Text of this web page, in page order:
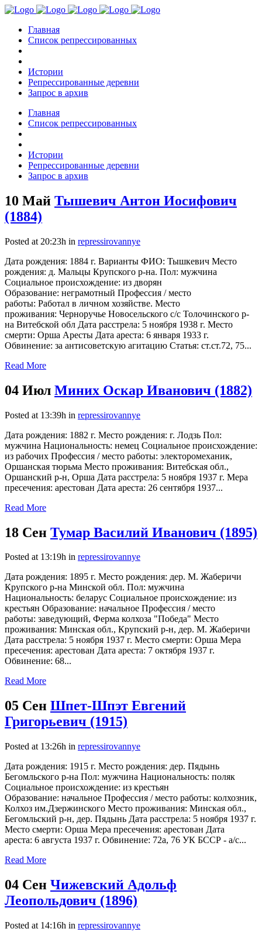
Главная
Список репрессированных
Истории
Репрессированные деревни
Запрос в архив
Главная
Список репрессированных
Истории
Репрессированные деревни
Запрос в архив
10 Май Тышевич Антон Иосифович
(1884)
Posted at 20:23h in repressirovannye
Дата рождения: 1884 г. Варианты ФИО: Тышкевич Место
рождения: д. Мальцы Крупского р-на. Пол: мужчина
Социальное происхождение: из дворян
Образование: неграмотный Профессия / место
работы: Работал в личном хозяйстве. Место
проживания: Черноручье Новосельского с/с Толочинского р-
на Витебской обл Дата расстрела: 5 ноября 1938 г. Место
смерти: Орша Аресты Дата ареста: 6 января 1933 г.
Обвинение: за антисоветскую агитацию Статья: ст.ст.72, 75...
Read More
04 Июл Миних Оскар Иванович (1882)
Posted at 13:39h in repressirovannye
Дата рождения: 1882 г. Место рождения: г. Лодзь Пол:
мужчина Национальность: немец Социальное происхождение:
из рабочих Профессия / место работы: электоромеханик,
Оршанская тюрьма Место проживания: Витебская обл.,
Оршанский р-н, Орша Дата расстрела: 5 ноября 1937 г. Мера
пресечения: арестован Дата ареста: 26 сентября 1937...
Read More
18 Сен Тумар Василий Иванович (1895)
Posted at 13:19h in repressirovannye
Дата рождения: 1895 г. Место рождения: дер. М. Жаберичи
Крупского р-на Минской обл. Пол: мужчина
Национальность: беларус Социальное происхождение: из
крестьян Образование: начальное Профессия / место
работы: заведующий, Ферма колхоза "Победа" Место
проживания: Минская обл., Крупский р-н, дер. М. Жаберичи
Дата расстрела: 5 ноября 1937 г. Место смерти: Орша Мера
пресечения: арестован Дата ареста: 7 октября 1937 г.
Обвинение: 68...
Read More
05 Сен Шпет-Шпэт Евгений
Григорьевич (1915)
Posted at 13:26h in repressirovannye
Дата рождения: 1915 г. Место рождения: дер. Пядынь
Бегомльского р-на Пол: мужчина Национальность: поляк
Социальное происхождение: из крестьян
Образование: начальное Профессия / место работы: колхозник,
Колхоз им.Дзержинского Место проживания: Минская обл.,
Бегомльский р-н, дер. Пядынь Дата расстрела: 5 ноября 1937 г.
Место смерти: Орша Мера пресечения: арестован Дата
ареста: 6 августа 1937 г. Обвинение: 72а, 76 УК БССР - а/с...
Read More
04 Сен Чижевский Адольф
Леопольдович (1896)
Posted at 14:16h in repressirovannye